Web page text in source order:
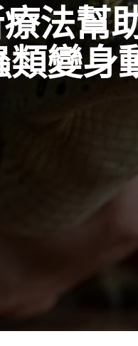
法幫
類變身